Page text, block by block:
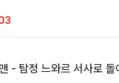
- 탐정 느와르 서사로 돌